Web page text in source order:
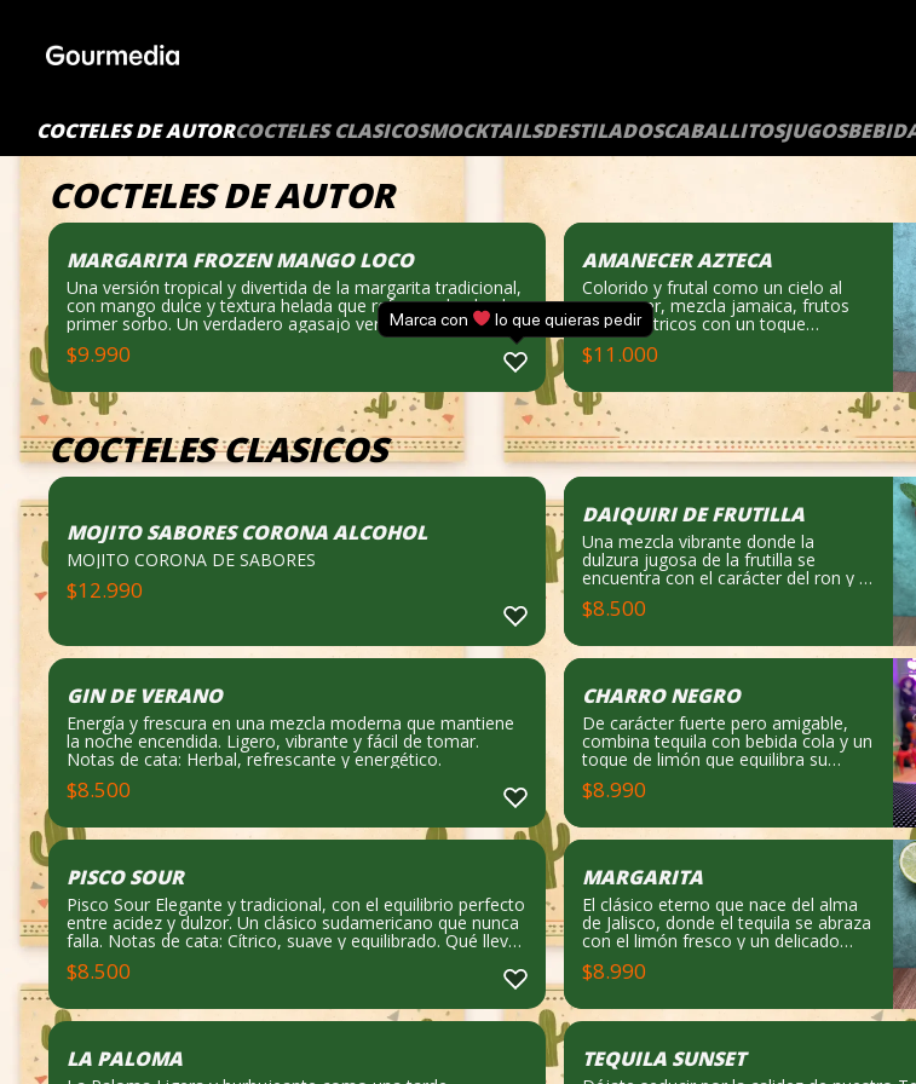
content
COCTELES DE AUTORCOCTELES CLASICOSMOCKTAILSDESTILADOSCABALLITOSJUGOS
COCTELES DE AUTOR
MARGARITA FROZEN MANGO LOCO
Una versión tropical y divertida de la margarita tradicional,
con mango dulce y textura helada que refresca desde el
primer sorbo. Un verdadero agasajo veraniego. Notas de
cata: Tropical, dulce y refrescante.
$9.990
AMANECER AZTECA
Colorido y frutal como un cielo al
amanecer, mezcla jamaica, frutos
rojos y cítricos con un toque
chispeante que lo vuelve un
apapacho refrescante. Notas de
lleva: tequila, triple sec, limón,
jamaica, frutos rojos y bebida
gasificada.
$11.000
COCTELES CLASICOS
MOJITO SABORES CORONA ALCOHOL
MOJITO CORONA DE SABORES
$12.990
DAIQUIRI DE FRUTILLA
Una mezcla vibrante donde la
dulzura jugosa de la frutilla se
encuentra con el carácter del ron y el
brillo del limón fresco. Refrescante,
alegre y con ese toque chingón que
festejo lleno de sabor y buena vibra.
refrescante.
$8.500
GIN DE VERANO
Energía y frescura en una mezcla moderna que mantiene
la noche encendida. Ligero, vibrante y fácil de tomar.
Notas de cata: Herbal, refrescante y energético.
$8.500
CHARRO NEGRO
De carácter fuerte pero amigable,
combina tequila con bebida cola y un
toque de limón que equilibra su
dulzor. Sencillo, clásico y siempre
rendidor. Notas de cata: Dulce, ligero
Tequila, limón, pizca de sal y bebida
$8.990
PISCO SOUR
Pisco Sour Elegante y tradicional, con el equilibrio perfecto
entre acidez y dulzor. Un clásico sudamericano que nunca
falla. Notas de cata: Cítrico, suave y equilibrado. Qué lleva:
Pisco, limón y toque dulce.
$8.500
MARGARITA
El clásico eterno que nace del alma
de Jalisco, donde el tequila se abraza
con el limón fresco y un delicado
toque de naranja. Refrescante,
elegante y siempre chingón para
Cítrico, fresco y ligeramente dulce.
$8.990
LA PALOMA TEQUILA SUNSET
Marca con lo que quieras pedir